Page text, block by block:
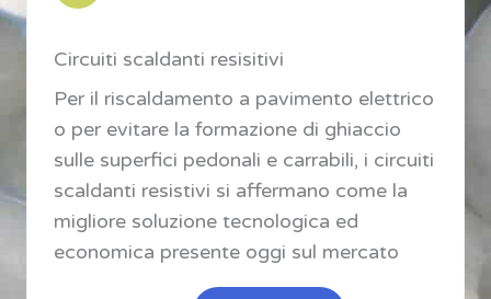
Circuiti scaldanti resisitivi
Per il riscaldamento a pavimento elettrico
o per evitare la formazione di ghiaccio
sulle superfici pedonali e carrabili, i circuiti
scaldanti resistivi si affermano come la
migliore soluzione tecnologica ed
economica presente oggi sul mercato